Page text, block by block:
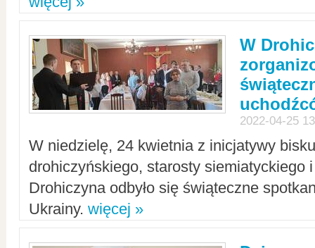
W
2022-04-25
W niedzielę, 24 kwietnia z inicjatywy
drohiczyńskiego, starosty siemiatyckiego
Drohiczyna odbyło się świąteczne
Ukrainy. więcej »